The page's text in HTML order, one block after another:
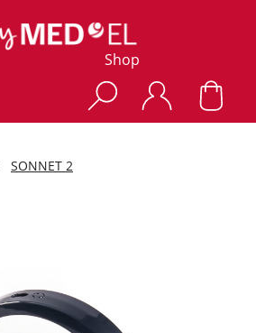
Shop
SONNET 2